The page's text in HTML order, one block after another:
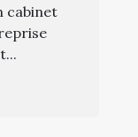
cabinet